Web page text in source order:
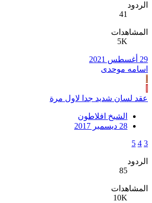
الردود
41
المشاهدات
5K
29 أغسطس 2021
اسامه موحدی
عقد لسان شديد جدا لاول مرة
الشيخ افلاطون
28 ديسمبر 2017
3
4
5
الردود
85
المشاهدات
10K